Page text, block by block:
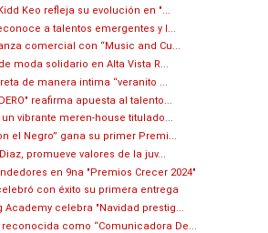
Keo refleja su evolución en "...
a talentos emergentes y l...
comercial con “Music and Cu...
moda solidario en Alta Vista R...
de manera intima “veranito ...
reafirma apuesta al talento...
vibrante meren-house titulado...
el Negro” gana su primer Premi...
promueve valores de la juv...
en 9na "Premios Crecer 2024"
con éxito su primera entrega
Academy celebra "Navidad prestig...
reconocida como “Comunicadora De...